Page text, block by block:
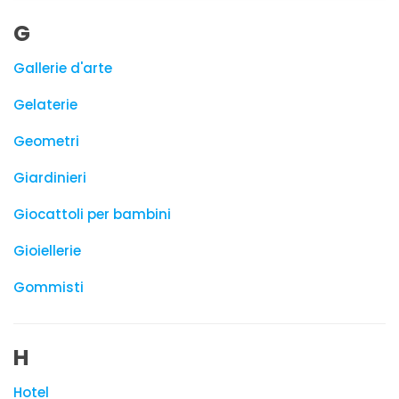
G
Gallerie d'arte
Gelaterie
Geometri
Giardinieri
Giocattoli per bambini
Gioiellerie
Gommisti
H
Hotel